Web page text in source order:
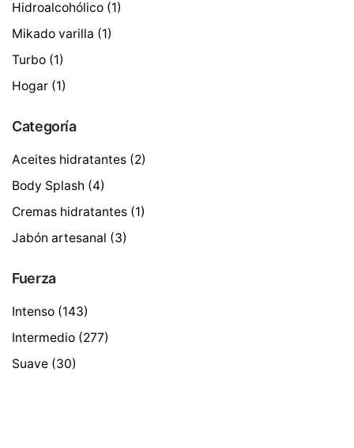
Hidroalcohólico (1)
Mikado varilla (1)
Turbo (1)
Hogar (1)
Categoría
Aceites hidratantes (2)
Body Splash (4)
Cremas hidratantes (1)
Jabón artesanal (3)
Fuerza
Intenso (143)
Intermedio (277)
Suave (30)